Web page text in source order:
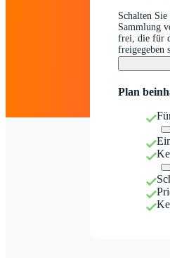
Schalten Sie
Sammlung
frei, die für
freigegeben
Plan